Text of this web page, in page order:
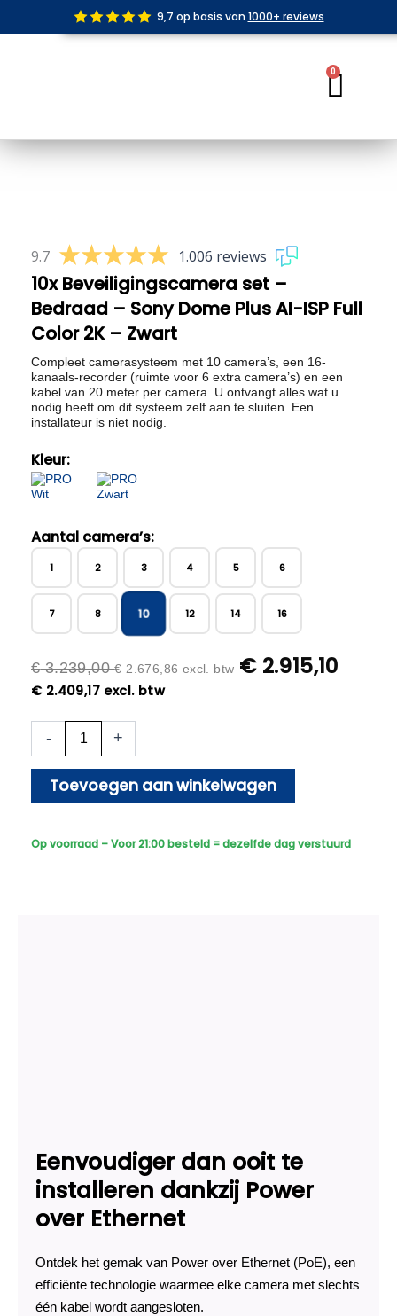
de
9,7 op basis van 1000+ reviews
0
9.7 1.006 reviews
10x Beveiligingscamera set –
Bedraad – Sony Dome Plus AI-ISP Full
Color 2K – Zwart
Compleet camerasysteem met 10 camera’s, een 16-
kanaals-recorder (ruimte voor 6 extra camera’s) en een
kabel van 20 meter per camera. U ontvangt alles wat u
nodig heeft om dit systeem zelf aan te sluiten. Een
installateur is niet nodig.
Kleur:
Aantal camera’s:
1 2 3 4 5 6
7 8 10 12 14 16
€3.239,00 €2.676,86excl. btw €2.915,10
€2.409,17 excl. btw
-
Beveiligingscamera
Bedraad
Sony
Dome
+
Toevoegen aan winkelwagen
Op voorraad – Voor 21:00 besteld = dezelfde dag verstuurd
Eenvoudiger dan ooit te
installeren dankzij Power
over Ethernet
Ontdek het gemak van Power over Ethernet (PoE), een
efficiënte technologie waarmee elke camera met slechts
één kabel wordt aangesloten.